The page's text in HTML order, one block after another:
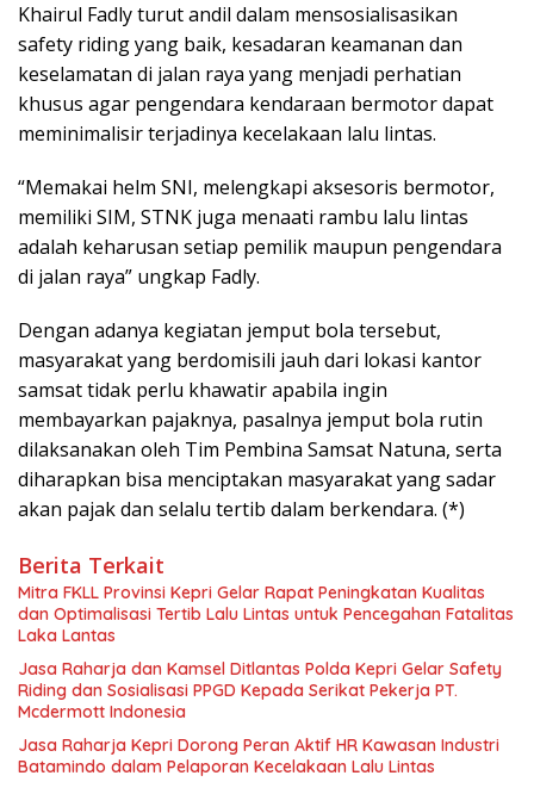
Khairul Fadly turut andil dalam mensosialisasikan
safety riding yang baik, kesadaran keamanan dan
keselamatan di jalan raya yang menjadi perhatian
khusus agar pengendara kendaraan bermotor dapat
meminimalisir terjadinya kecelakaan lalu lintas.
“Memakai helm SNI, melengkapi aksesoris bermotor,
memiliki SIM, STNK juga menaati rambu lalu lintas
adalah keharusan setiap pemilik maupun pengendara
di jalan raya” ungkap Fadly.
Dengan adanya kegiatan jemput bola tersebut,
masyarakat yang berdomisili jauh dari lokasi kantor
samsat tidak perlu khawatir apabila ingin
membayarkan pajaknya, pasalnya jemput bola rutin
dilaksanakan oleh Tim Pembina Samsat Natuna, serta
diharapkan bisa menciptakan masyarakat yang sadar
akan pajak dan selalu tertib dalam berkendara. (*)
Berita Terkait
Mitra FKLL Provinsi Kepri Gelar Rapat Peningkatan Kualitas
dan Optimalisasi Tertib Lalu Lintas untuk Pencegahan Fatalitas
Laka Lantas
Jasa Raharja dan Kamsel Ditlantas Polda Kepri Gelar Safety
Riding dan Sosialisasi PPGD Kepada Serikat Pekerja PT.
Mcdermott Indonesia
Jasa Raharja Kepri Dorong Peran Aktif HR Kawasan Industri
Batamindo dalam Pelaporan Kecelakaan Lalu Lintas